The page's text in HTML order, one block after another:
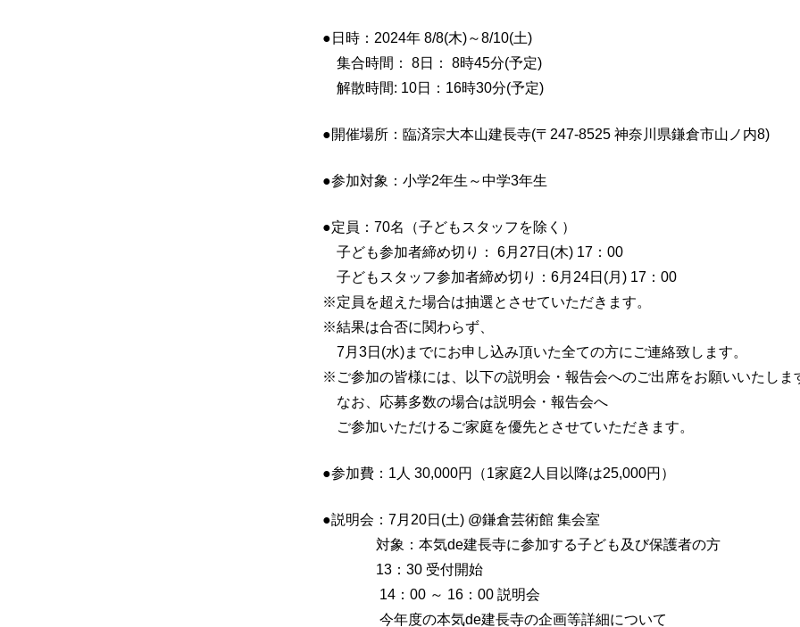
●日時：2024年 8/8(木)～8/10(土)
集合時間： 8日： 8時45分(予定)
解散時間: 10日：16時30分(予定)
●開催場所：臨済宗大本山建長寺(〒247-8525 神奈川県鎌倉市山ノ内8)
●参加対象：小学2年生～中学3年生
●定員：70名（子どもスタッフを除く）
子ども参加者締め切り： 6月27日(木) 17：00
子どもスタッフ参加者締め切り：6月24日(月) 17：00
※定員を超えた場合は抽選とさせていただきます。
※結果は合否に関わらず、
7月3日(水)までにお申し込み頂いた全ての方にご連絡致します。
※ご参加の皆様には、以下の説明会・報告会へのご出席をお願いいたしま
なお、応募多数の場合は説明会・報告会へ
ご参加いただけるご家庭を優先とさせていただきます。
●参加費：1人 30,000円（1家庭2人目以降は25,000円）
●説明会：7月20日(土) @鎌倉芸術館 集会室
対象：本気de建長寺に参加する子ども及び保護者の方
13：30 受付開始
14：00 ～ 16：00 説明会
今年度の本気de建長寺の企画等詳細について